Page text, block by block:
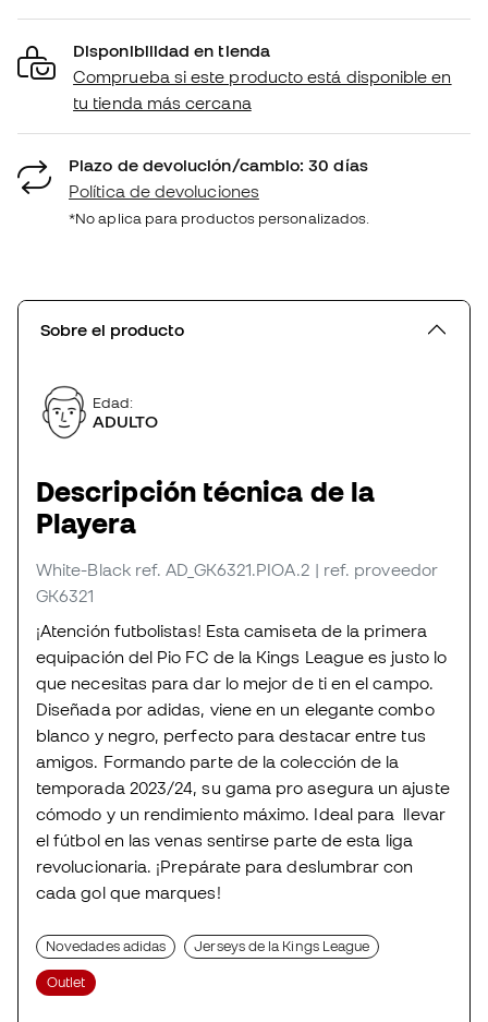
Disponibilidad en tienda
Comprueba si este producto está disponible en
tu tienda más cercana
Plazo de devolución/cambio: 30 días
Política de devoluciones
*No aplica para productos personalizados.
Sobre el producto
Edad:
ADULTO
Descripción técnica de la
Playera
White-Black ref. AD_GK6321.PIOA.2 | ref. proveedor
GK6321
¡Atención futbolistas! Esta camiseta de la primera
equipación del Pio FC de la Kings League es justo lo
que necesitas para dar lo mejor de ti en el campo.
Diseñada por adidas, viene en un elegante combo
blanco y negro, perfecto para destacar entre tus
amigos. Formando parte de la colección de la
temporada 2023/24, su gama pro asegura un ajuste
cómodo y un rendimiento máximo. Ideal para llevar
el fútbol en las venas sentirse parte de esta liga
revolucionaria. ¡Prepárate para deslumbrar con
cada gol que marques!
Novedades adidas Jerseys de la Kings League
Outlet